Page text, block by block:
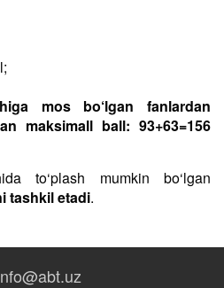
mos bo‘lgan fanlardan
maksimall ball: 93+63=156
to‘plash mumkin bo‘lgan
tashkil etadi.